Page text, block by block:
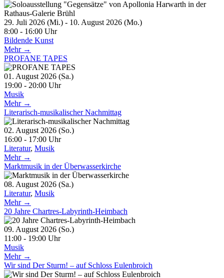
29. Juli 2026 (Mi.) - 10. August 2026 (Mo.)
8:00 - 16:00 Uhr
Bildende Kunst
Mehr →
PROFANE TAPES
01. August 2026 (Sa.)
19:00 - 20:00 Uhr
Musik
Mehr →
Literarisch-musikalischer Nachmittag
02. August 2026 (So.)
16:00 - 17:00 Uhr
Literatur, Musik
Mehr →
Marktmusik in der Überwasserkirche
08. August 2026 (Sa.)
Literatur, Musik
Mehr →
20 Jahre Chartres-Labyrinth-Heimbach
09. August 2026 (So.)
11:00 - 19:00 Uhr
Musik
Mehr →
Wir sind Der Sturm! – auf Schloss Eulenbroich